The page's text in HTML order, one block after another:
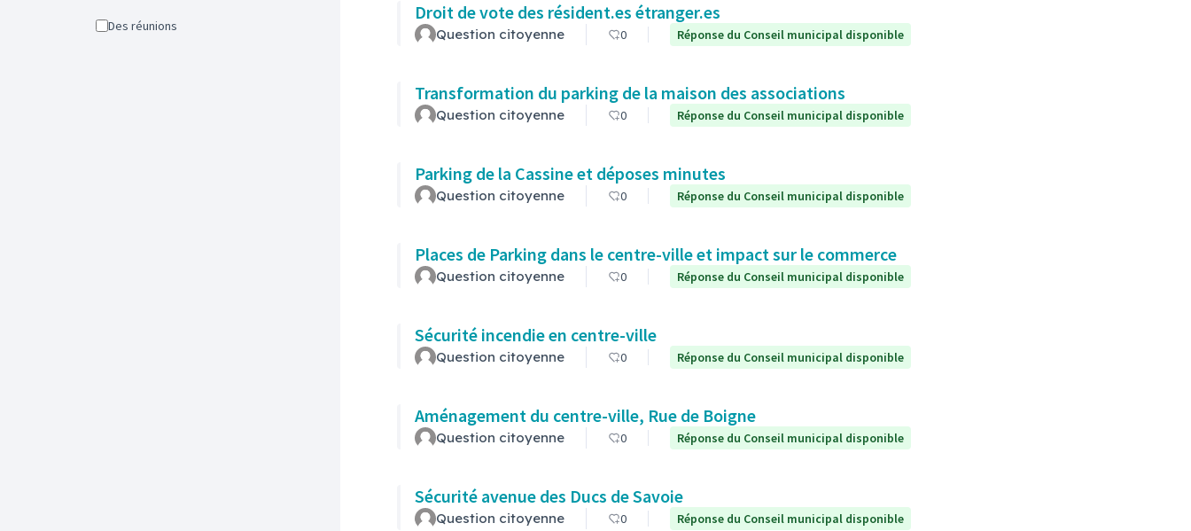
Des réunions
Droit de vote des résident.es étranger.es
Question citoyenne 0 Réponse du Conseil municipal disponible
Transformation du parking de la maison des associations
Question citoyenne 0 Réponse du Conseil municipal disponible
Parking de la Cassine et déposes minutes
Question citoyenne 0 Réponse du Conseil municipal disponible
Places de Parking dans le centre-ville et impact sur le commerce
Question citoyenne 0 Réponse du Conseil municipal disponible
Sécurité incendie en centre-ville
Question citoyenne 0 Réponse du Conseil municipal disponible
Aménagement du centre-ville, Rue de Boigne
Question citoyenne 0 Réponse du Conseil municipal disponible
Sécurité avenue des Ducs de Savoie
Question citoyenne 0 Réponse du Conseil municipal disponible